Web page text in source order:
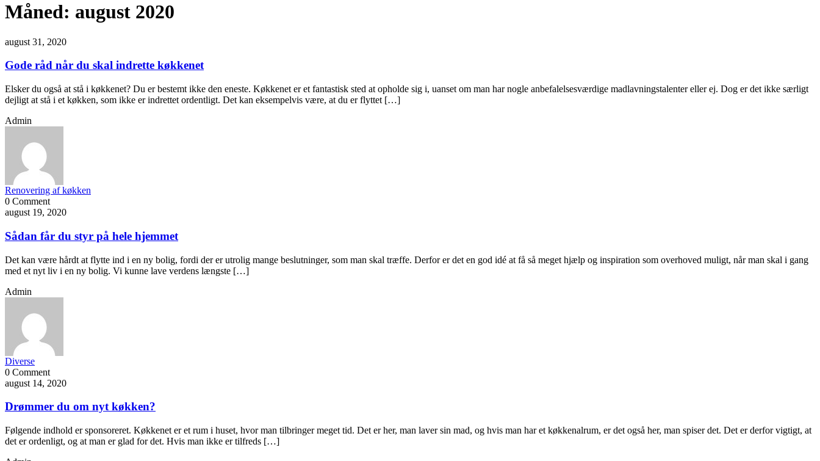
Måned: august 2020
august 31, 2020
Gode råd når du skal indrette køkkenet
Elsker du også at stå i køkkenet? Du er bestemt ikke den eneste. Køkkenet er et fantastisk sted at opholde sig i, uanset om man har nogle anbefalelsesværdige madlavningstalenter eller ej. Dog er det ikke særligt
dejligt at stå i et køkken, som ikke er indrettet ordentligt. Det kan eksempelvis være, at du er flyttet […]
Admin
Renovering af køkken
0 Comment
august 19, 2020
Sådan får du styr på hele hjemmet
Det kan være hårdt at flytte ind i en ny bolig, fordi der er utrolig mange beslutninger, som man skal træffe. Derfor er det en god idé at få så meget hjælp og inspiration som overhoved muligt, når man skal i gang
med et nyt liv i en ny bolig. Vi kunne lave verdens længste […]
Admin
Diverse
0 Comment
august 14, 2020
Drømmer du om nyt køkken?
Følgende indhold er sponsoreret. Køkkenet er et rum i huset, hvor man tilbringer meget tid. Det er her, man laver sin mad, og hvis man har et køkkenalrum, er det også her, man spiser det. Det er derfor vigtigt, at
det er ordenligt, og at man er glad for det. Hvis man ikke er tilfreds […]